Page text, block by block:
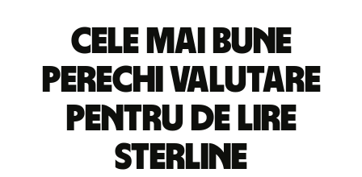
Cele mai bune
perechi valutare
pentru de lire
sterline